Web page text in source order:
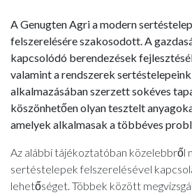
A Genugten Agri a modern
felszerelésére szakosodott. A
kapcsolódó berendezések
valamint a rendszerek
alkalmazásában szerzett sokéves
köszönhetően olyan tesztelt
amelyek alkalmasak a többéves
Az alábbi tájékoztatóban közelebbről
sertéstelepek felszerelésével
lehetőséget. Többek között